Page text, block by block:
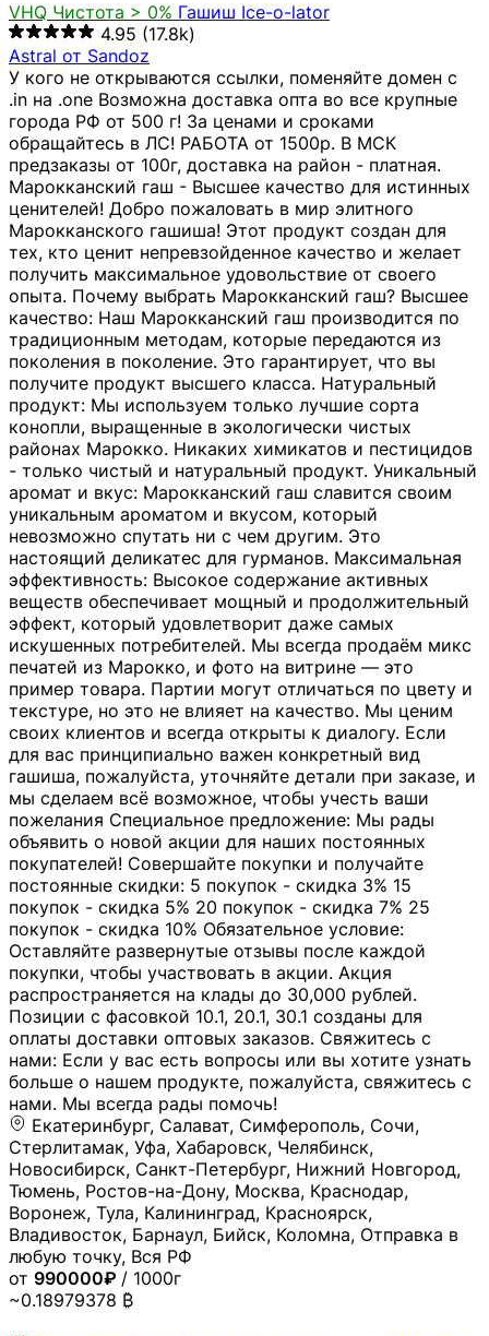
VHQ Чистота > 0% Гашиш Ice-o-lator
4.95 (17.8k)
Astral от Sandoz
У кого не открываются ссылки, поменяйте домен с
.in на .one Возможна доставка опта во все крупные
города РФ от 500 г! За ценами и сроками
обращайтесь в ЛС! РАБОТА от 1500р. В МСК
предзаказы от 100г, доставка на район - платная.
Марокканский гаш - Высшее качество для истинных
ценителей! Добро пожаловать в мир элитного
Марокканского гашиша! Этот продукт создан для
тех, кто ценит непревзойденное качество и желает
получить максимальное удовольствие от своего
опыта. Почему выбрать Марокканский гаш? Высшее
качество: Наш Марокканский гаш производится по
традиционным методам, которые передаются из
поколения в поколение. Это гарантирует, что вы
получите продукт высшего класса. Натуральный
продукт: Мы используем только лучшие сорта
конопли, выращенные в экологически чистых
районах Марокко. Никаких химикатов и пестицидов
- только чистый и натуральный продукт. Уникальный
аромат и вкус: Марокканский гаш славится своим
уникальным ароматом и вкусом, который
невозможно спутать ни с чем другим. Это
настоящий деликатес для гурманов. Максимальная
эффективность: Высокое содержание активных
веществ обеспечивает мощный и продолжительный
эффект, который удовлетворит даже самых
искушенных потребителей. Мы всегда продаём микс
печатей из Марокко, и фото на витрине — это
пример товара. Партии могут отличаться по цвету и
текстуре, но это не влияет на качество. Мы ценим
своих клиентов и всегда открыты к диалогу. Если
для вас принципиально важен конкретный вид
гашиша, пожалуйста, уточняйте детали при заказе, и
мы сделаем всё возможное, чтобы учесть ваши
пожелания Специальное предложение: Мы рады
объявить о новой акции для наших постоянных
покупателей! Совершайте покупки и получайте
постоянные скидки: 5 покупок - скидка 3% 15
покупок - скидка 5% 20 покупок - скидка 7% 25
покупок - скидка 10% Обязательное условие:
Оставляйте развернутые отзывы после каждой
покупки, чтобы участвовать в акции. Акция
распространяется на клады до 30,000 рублей.
Позиции с фасовкой 10.1, 20.1, 30.1 созданы для
оплаты доставки оптовых заказов. Свяжитесь с
нами: Если у вас есть вопросы или вы хотите узнать
больше о нашем продукте, пожалуйста, свяжитесь с
нами. Мы всегда рады помочь!
Екатеринбург, Салават, Симферополь, Сочи,
Стерлитамак, Уфа, Хабаровск, Челябинск,
Новосибирск, Санкт-Петербург, Нижний Новгород,
Тюмень, Ростов-на-Дону, Москва, Краснодар,
Воронеж, Тула, Калининград, Красноярск,
Владивосток, Барнаул, Бийск, Коломна, Отправка в
любую точку, Вся РФ
от 990000₽ / 1000г
~0.18979378 ₿